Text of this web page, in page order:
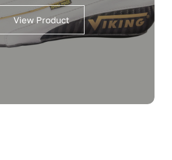
View Product